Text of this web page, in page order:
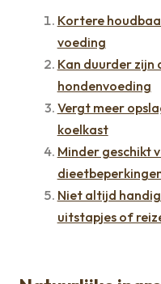
Kortere
voeding
Kan duurder
hondenvoeding
Vergt meer
koelkast
Minder geschikt
Niet altijd
uitstapjes of